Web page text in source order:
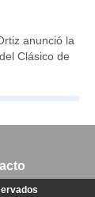
anunció la
Clásico de